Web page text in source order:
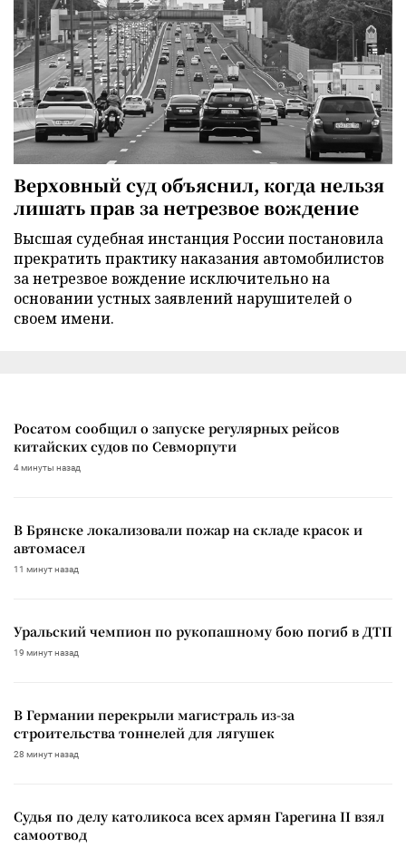
Верховный суд объяснил, когда нельзя
лишать прав за нетрезвое вождение
Высшая судебная инстанция России постановила
прекратить практику наказания автомобилистов
за нетрезвое вождение исключительно на
основании устных заявлений нарушителей о
своем имени.
Росатом сообщил о запуске регулярных рейсов
китайских судов по Севморпути
4 минуты назад
В Брянске локализовали пожар на складе красок и
автомасел
11 минут назад
Уральский чемпион по рукопашному бою погиб в ДТП
19 минут назад
В Германии перекрыли магистраль из-за
строительства тоннелей для лягушек
28 минут назад
Судья по делу католикоса всех армян Гарегина II взял
самоотвод